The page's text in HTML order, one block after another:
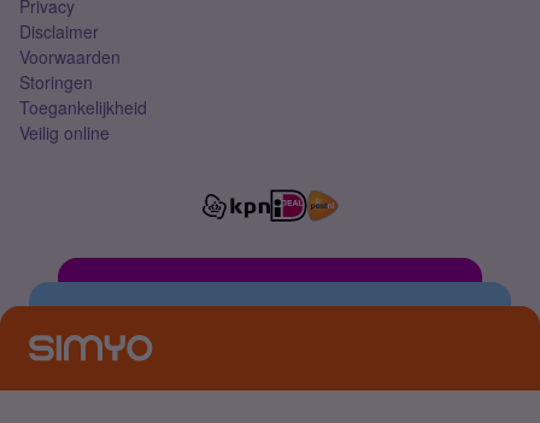
Privacy
Disclaimer
Voorwaarden
Storingen
Toegankelijkheid
Veilig online